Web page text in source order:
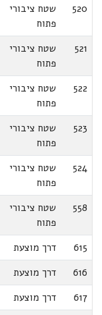
520
שטח ציבורי
פתוח
521
שטח ציבורי
פתוח
522
שטח ציבורי
פתוח
523
שטח ציבורי
פתוח
524
שטח ציבורי
פתוח
558
שטח ציבורי
פתוח
615 דרך מוצעת
616
דרך מוצעת
617
דרך מוצעת